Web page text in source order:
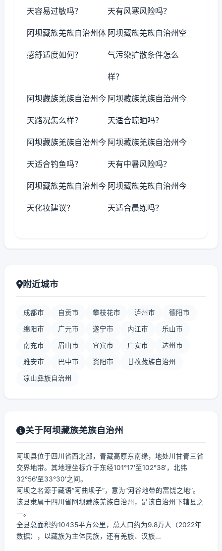
天容易过敏吗？ 天有风寒风险吗？
阿坝藏族羌族自治州体
感舒适度如何？
阿坝藏族羌族自治州空
气污染扩散条件怎么
样？
阿坝藏族羌族自治州今
天路况怎么样？
阿坝藏族羌族自治州今
天适合晾晒吗？
阿坝藏族羌族自治州今
天适合钓鱼吗？
阿坝藏族羌族自治州今
天有中暑风险吗？
阿坝藏族羌族自治州今
天化妆建议？
阿坝藏族羌族自治州今
天适合晨练吗？
附近城市
成都市 自贡市 攀枝花市 泸州市 德阳市
绵阳市 广元市 遂宁市 内江市 乐山市
南充市 眉山市 宜宾市 广安市 达州市
雅安市 巴中市 资阳市 甘孜藏族自治州
凉山彝族自治州
关于阿坝藏族羌族自治州
阿坝县位于四川省西北部，青藏高原东南缘，地处川甘青三省
交界地带。其地理坐标介于东经101°17′至102°38′，北纬
32°56′至33°30′之间。
阿坝之名源于藏语“阿曲坝子”，意为“河谷地带的富饶之地”。
该县隶属于四川省阿坝藏族羌族自治州，是该自治州下辖县之
一。
全县总面积约10435平方公里，总人口约为9.8万人（2022年
数据），以藏族为主体民族，还有羌族、汉族...